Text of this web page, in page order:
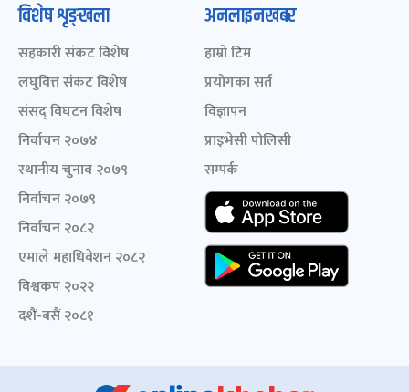
विशेष शृङ्खला
सहकारी संकट विशेष
लघुवित्त संकट विशेष
संसद् विघटन विशेष
निर्वाचन २०७४
स्थानीय चुनाव २०७९
निर्वाचन २०७९
निर्वाचन २०८२
एमाले महाधिवेशन २०८२
विश्वकप २०२२
दशैं-बसैं २०८१
अनलाइनखबर
हाम्रो टिम
प्रयोगका सर्त
विज्ञापन
प्राइभेसी पोलिसी
सम्पर्क